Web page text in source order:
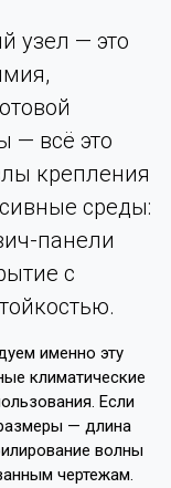
узел — это
— всё это
крепления
среды:
панели
с
именно эту
климатические
Если
— длина
волны
чертежам.